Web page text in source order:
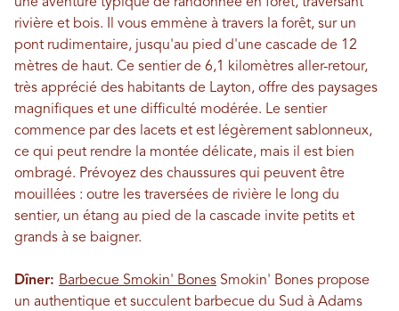
rivière et bois. Il vous emmène à travers la forêt, sur un
pont rudimentaire, jusqu'au pied d'une cascade de 12
mètres de haut. Ce sentier de 6,1 kilomètres aller-retour,
très apprécié des habitants de Layton, offre des paysages
magnifiques et une difficulté modérée. Le sentier
commence par des lacets et est légèrement sablonneux,
ce qui peut rendre la montée délicate, mais il est bien
ombragé. Prévoyez des chaussures qui peuvent être
mouillées : outre les traversées de rivière le long du
sentier, un étang au pied de la cascade invite petits et
grands à se baigner.
Dîner: Barbecue Smokin' Bones Smokin' Bones propose
un authentique et succulent barbecue du Sud à Adams